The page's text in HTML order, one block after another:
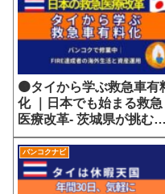
🟠タイから学ぶ救急車有
化 ｜日本でも始まる救急
医療改革- 茨城県が挑む
7700円の選定療養費が示
す医療サービスの未来
バンコクナビ